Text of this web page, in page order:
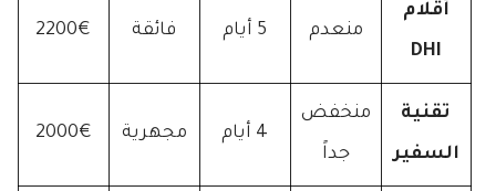
أقلام
DHI
منعدم 5 أيام فائقة 2200€
تقنية
السفير
منخفض
جداً
4 أيام مجهرية 2000€